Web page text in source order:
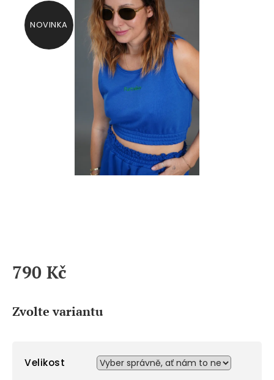
NOVINKA
790 Kč
Zvolte variantu
Velikost